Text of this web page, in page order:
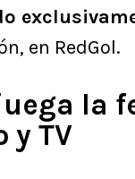
en RedGol.
la
y TV